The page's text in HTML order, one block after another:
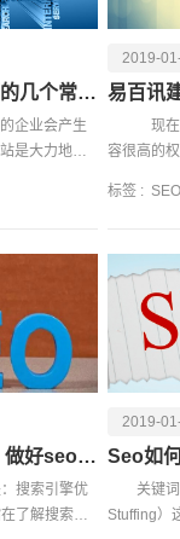
seo优化关键词的几个常用方法
企业会产生
是大力地运
站，却好像
2019-
现在的
容很高的
息爆炸是
标签 :
搜索引擎优化：做好seo必做的任务
搜索引擎优
了解搜索引
2019-
关键词
Stuffing）